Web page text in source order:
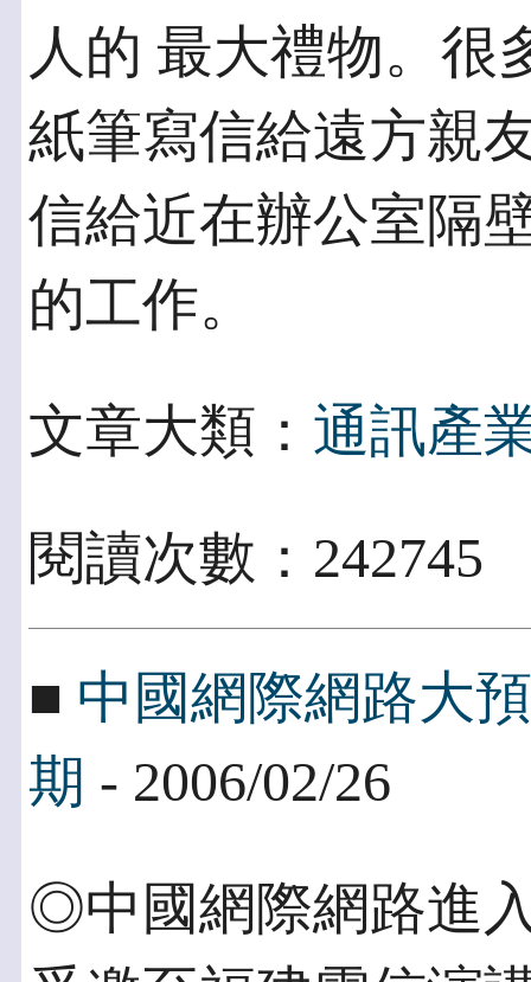
人的 最大禮物。很
紙筆寫信給遠方親
信給近在辦公室隔
的工作。
文章大類： 通訊產
閱讀次數：
■ 中國網際網路大
期 - 2006/02/26
◎中國網際網路進